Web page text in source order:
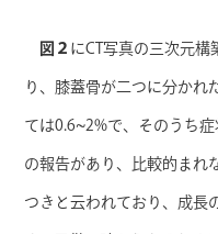
図２ にCT写真の三次元構
り、膝蓋骨が二つに分かれ
ては0.6~2%で、そのうち
の報告があり、比較的まれ
つきと云われており、成長